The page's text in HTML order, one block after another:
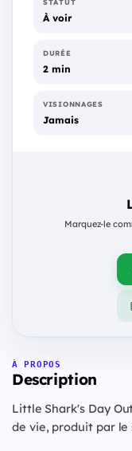
STATUT
À voir
DURÉE
2 min
VISIONNAGES
Jamais
Marquez-le
À PROPOS
Description
Little Shark's Day
de vie, produit par le